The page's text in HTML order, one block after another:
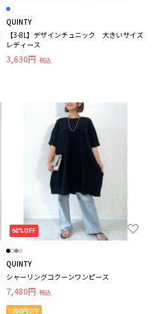
QUINTY
【3-8L】デザインチュニック 大きいサイズ
レディース
3,630円 税込
60%OFF
QUINTY
シャーリングコクーンワンピース
7,480円 税込
1000円OFF